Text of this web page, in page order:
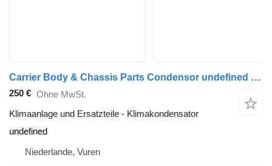
Carrier Body & Chassis Parts Condensor undefined Klimakondensator für LKW
250 € Ohne MwSt.
Klimaanlage und Ersatzteile - Klimakondensator
undefined
Niederlande, Vuren